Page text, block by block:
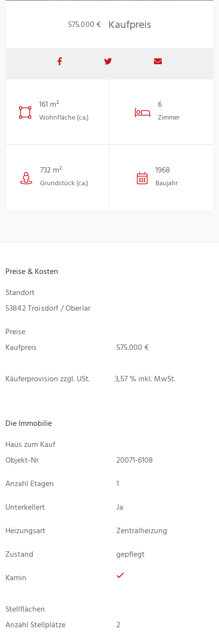
575.000 € Kaufpreis
161 m²
Wohnfläche (ca.)
6
Zimmer
732 m²
Grundstück (ca.)
1968
Baujahr
Preise & Kosten
Standort
53842 Troisdorf / Oberlar
Preise
Kaufpreis
575.000 €
Käuferprovision zzgl. USt. 3,57 % inkl. MwSt.
Die Immobilie
Haus zum Kauf
Objekt-Nr
20071-6108
Anzahl Etagen
1
Unterkellert
Ja
Heizungsart
Zentralheizung
Zustand
gepflegt
Kamin
Stellflächen
Anzahl Stellplätze
2